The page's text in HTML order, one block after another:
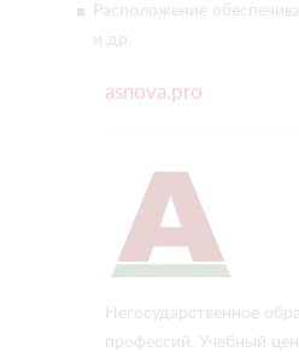
Расположение
и др.
asnova.pro
Негосударственное
профессий. Учебный